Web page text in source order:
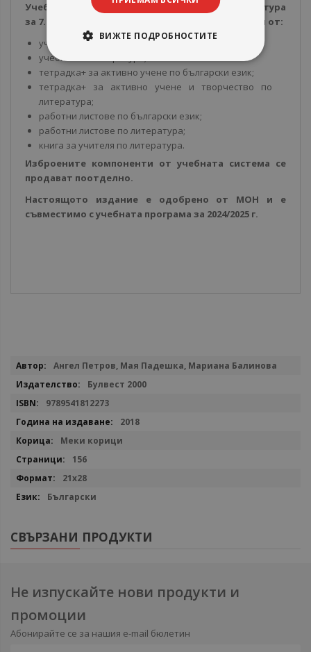
Учебната система по български език и литература
за 7. клас на издателство Булвест-2000 се състои от:
учебник по български език;
учебник по литература;
тетрадка+ за активно учене по български език;
тетрадка+ за активно учене и творчество по
литература;
работни листове по български език;
работни листове по литература;
книга за учителя по литература.
Изброените компоненти от учебната система се
продават поотделно.
Настоящото издание е одобрено от МОН и е
съвместимо с учебната програма за 2024/2025 г.
Повече
Ангел Петров, Мая Падешка, Мариана Балинова
Булвест 2000
9789541812273
2018
Меки корици
156
21х28
Български
СВЪРЗАНИ ПРОДУКТИ
Не изпускайте нови продукти и
промоции
Абонирайте се за нашия e-mail бюлетин
ВИЖТЕ ПОДРОБНОСТИТЕ